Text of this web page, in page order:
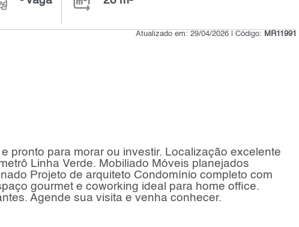
Atualizado em: 29/04/2026 | Código: MR11991
pronto para morar ou investir. Localização excelente
Linha Verde. Mobiliado Móveis planejados
Projeto de arquiteto Condomínio completo com
gourmet e coworking ideal para home office.
Agende sua visita e venha conhecer.